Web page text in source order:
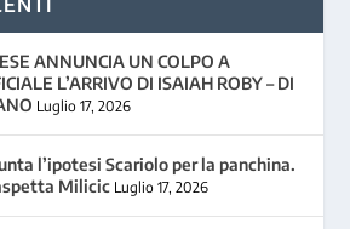
ANNUNCIA UN COLPO A
L’ARRIVO DI ISAIAH ROBY – DI
Luglio 17, 2026
l’ipotesi Scariolo per la panchina.
Milicic Luglio 17, 2026